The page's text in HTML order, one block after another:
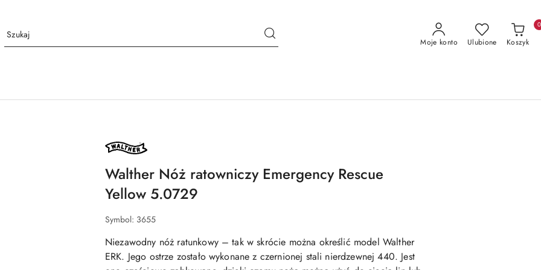
Moje konto Ulubione Koszyk
0
NAZWA
PRODUCENTA:
Walther Nóż ratowniczy Emergency Rescue
Yellow 5.0729
Symbol: 3655
Niezawodny nóż ratunkowy – tak w skrócie można określić model Walther
ERK. Jego ostrze zostało wykonane z czernionej stali nierdzewnej 440. Jest